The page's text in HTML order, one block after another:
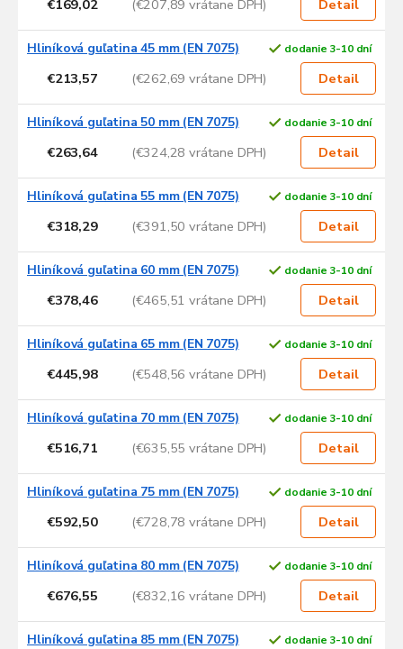
€169,02 (€207,89 vrátane DPH) Detail
Hliníková guľatina 45 mm (EN 7075) dodanie 3-10 dní
€213,57 (€262,69 vrátane DPH) Detail
Hliníková guľatina 50 mm (EN 7075) dodanie 3-10 dní
€263,64 (€324,28 vrátane DPH) Detail
Hliníková guľatina 55 mm (EN 7075) dodanie 3-10 dní
€318,29 (€391,50 vrátane DPH) Detail
Hliníková guľatina 60 mm (EN 7075) dodanie 3-10 dní
€378,46 (€465,51 vrátane DPH) Detail
Hliníková guľatina 65 mm (EN 7075) dodanie 3-10 dní
€445,98 (€548,56 vrátane DPH) Detail
Hliníková guľatina 70 mm (EN 7075) dodanie 3-10 dní
€516,71 (€635,55 vrátane DPH) Detail
Hliníková guľatina 75 mm (EN 7075) dodanie 3-10 dní
€592,50 (€728,78 vrátane DPH) Detail
Hliníková guľatina 80 mm (EN 7075) dodanie 3-10 dní
€676,55 (€832,16 vrátane DPH) Detail
Hliníková guľatina 85 mm (EN 7075) dodanie 3-10 dní